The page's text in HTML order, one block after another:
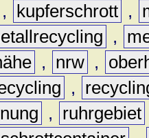
, kupferschrott ,
,
, nrw ,
,
, ruhrgebiet